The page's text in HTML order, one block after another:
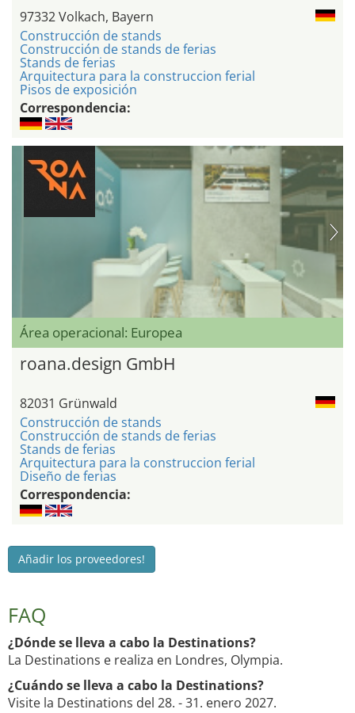
97332 Volkach, Bayern
Construcción de stands
Construcción de stands de ferias
Stands de ferias
Arquitectura para la construccion ferial
Pisos de exposición
Correspondencia:
Área operacional: Europea
roana.design GmbH
82031 Grünwald
Construcción de stands
Construcción de stands de ferias
Stands de ferias
Arquitectura para la construccion ferial
Diseño de ferias
Correspondencia:
Añadir los proveedores!
FAQ
¿Dónde se lleva a cabo la Destinations?
La Destinations e realiza en Londres, Olympia.
¿Cuándo se lleva a cabo la Destinations?
Visite la Destinations del 28. - 31. enero 2027.